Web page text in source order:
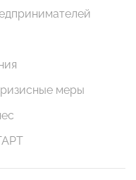
меры